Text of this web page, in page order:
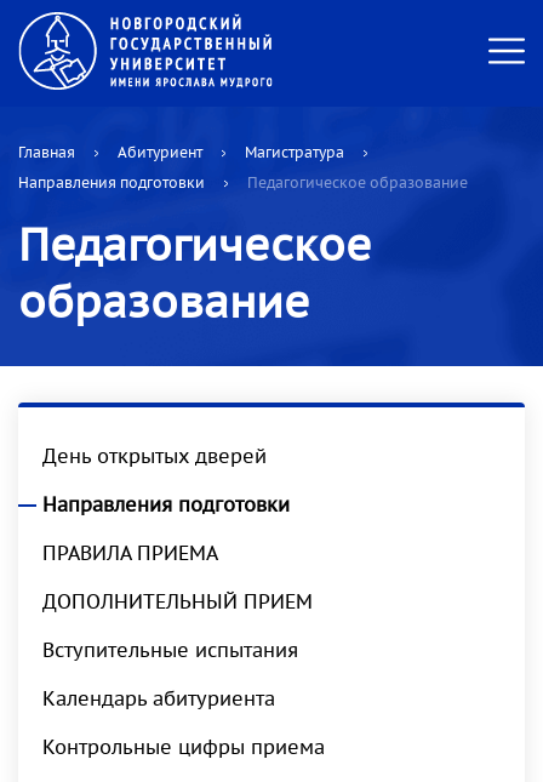
Главная Абитуриент
Магистратура
Направления подготовки
Педагогическое образование
Педагогическое
образование
День открытых дверей
Направления подготовки
ПРАВИЛА ПРИЕМА
ДОПОЛНИТЕЛЬНЫЙ ПРИЕМ
Вступительные испытания
Календарь абитуриента
Контрольные цифры приема